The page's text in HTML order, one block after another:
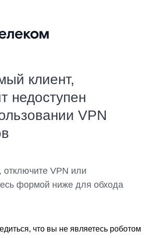
клиент,
недоступен
VPN
отключите VPN или
формой ниже для обхода
что вы не являетесь роботом